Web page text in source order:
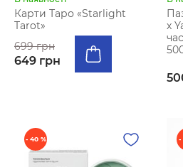
Карти Таро «Starlight
Tarot»
699 грн
649 грн
х
- 40 % -